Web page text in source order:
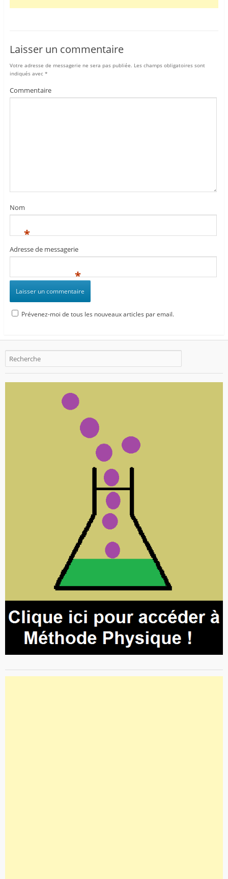
Laisser un commentaire
Votre adresse de messagerie ne sera pas publiée. Les champs obligatoires sont
indiqués avec *
Commentaire
Nom
*
Adresse de messagerie
*
Prévenez-moi de tous les nouveaux articles par email.